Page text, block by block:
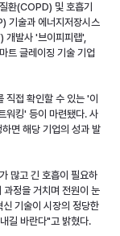
환(COPD) 및 호흡기
기술과 에너지저장시스
개발사 '브이피피랩',
트 글레이징 기술 기업
직접 확인할 수 있는 '이
워킹' 등이 마련됐다. 사
면 해당 기업의 성과 발
많고 긴 호흡이 필요하
정을 거치며 전원이 눈
기술이 시장의 정당한
길 바란다"고 밝혔다.